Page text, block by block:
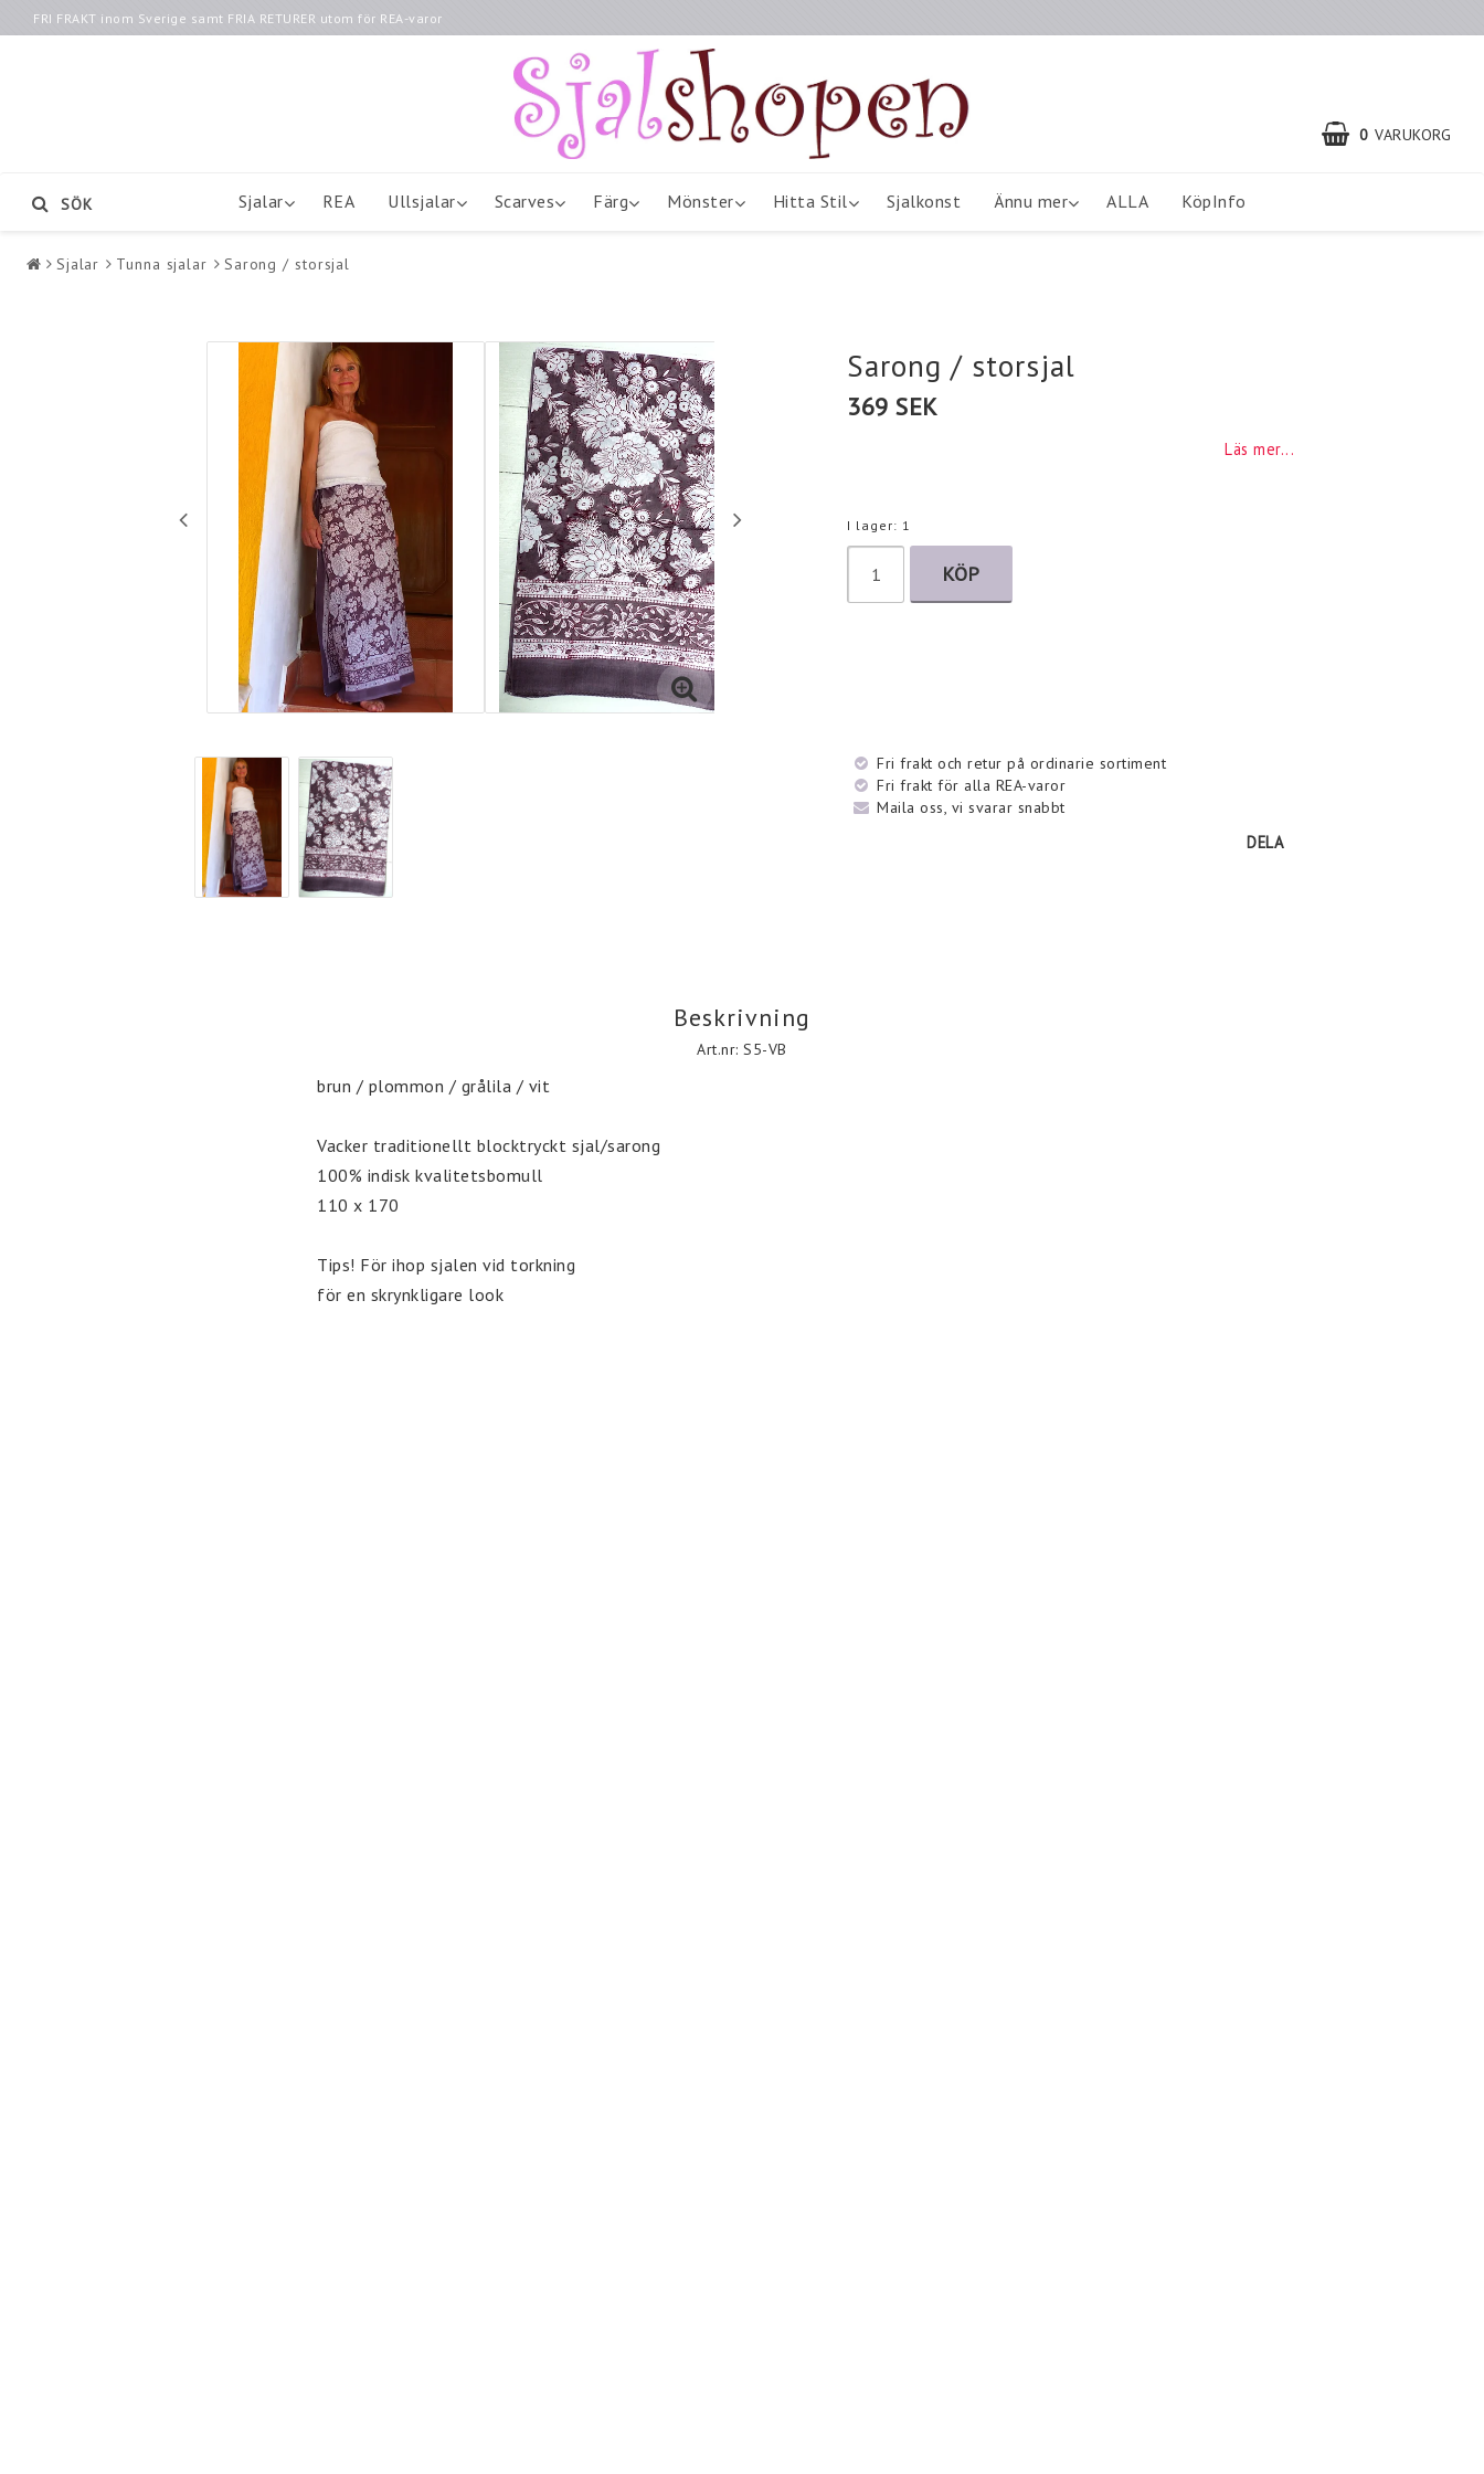
FRI FRAKT inom Sverige samt FRIA RETURER utom för REA-varor
0 VARUKORG
Sjalar REA Ullsjalar Scarves Färg Mönster Hitta Stil Sjalkonst Ännu mer ALLA KöpInfo
SÖK
Sjalar Tunna sjalar Sarong / storsjal
Sarong / storsjal
369 SEK
Läs mer...
I lager: 1
KÖP
Fri frakt och retur på ordinarie sortiment
Fri frakt för alla REA-varor
Maila oss, vi svarar snabbt
DELA
Beskrivning
Art.nr: S5-VB
brun / plommon / grålila / vit
Vacker traditionellt blocktryckt sjal/sarong
100% indisk kvalitetsbomull
110 x 170
Tips! För ihop sjalen vid torkning
för en skrynkligare look